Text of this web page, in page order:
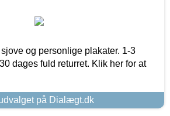
og personlige plakater. 1-3
dages fuld returret. Klik her for at
på Dialægt.dk